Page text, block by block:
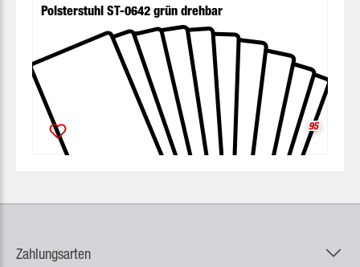
Polsterstuhl ST-0642 grün drehbar
159.95
Zahlungsarten